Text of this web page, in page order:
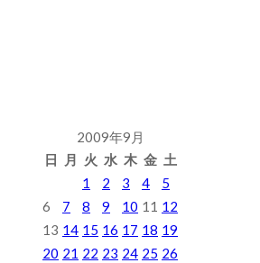
2009年9月
日
月 火 水 木 金 土
1
2 3 4
5
6
7 8 9 10 11 12
13 14 15 16 17 18 19
20 21 22 23 24 25 26